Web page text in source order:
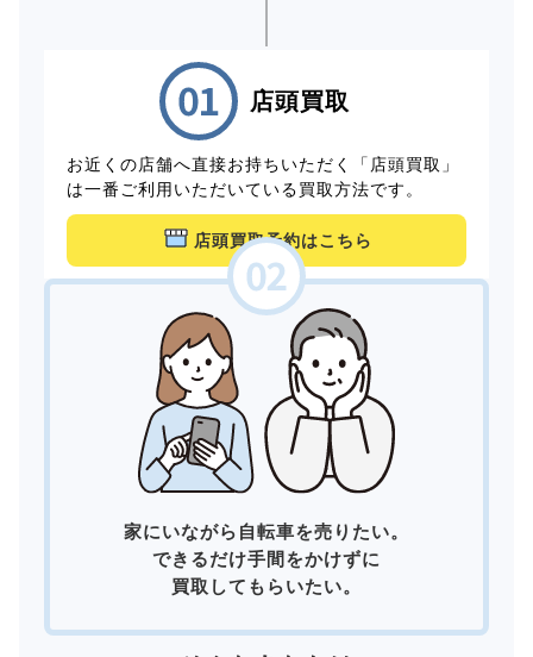
店頭買取
お近くの店舗へ直接お持ちいただく「店頭買取」
は一番ご利用いただいている買取方法です。
店頭買取予約はこちら
家にいながら自転車を売りたい。
できるだけ手間をかけずに
買取してもらいたい。